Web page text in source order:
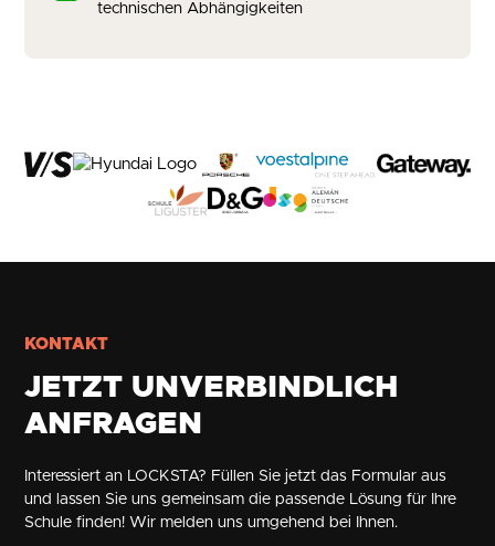
technischen Abhängigkeiten
KONTAKT
JETZT UNVERBINDLICH
ANFRAGEN
Interessiert an LOCKSTA? Füllen Sie jetzt das Formular aus
und lassen Sie uns gemeinsam die passende Lösung für Ihre
Schule finden! Wir melden uns umgehend bei Ihnen.